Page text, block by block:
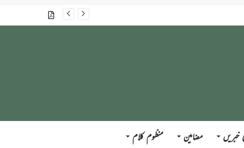
گذشتہ شمارے
خبریں مضامین منظوم کلام